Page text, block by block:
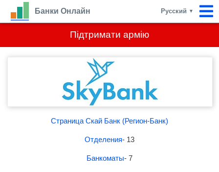
Підтримати армію
Банки Онлайн Русский ▼
Страница Скай Банк (Регион-Банк)
Отделения- 13
Банкоматы- 7